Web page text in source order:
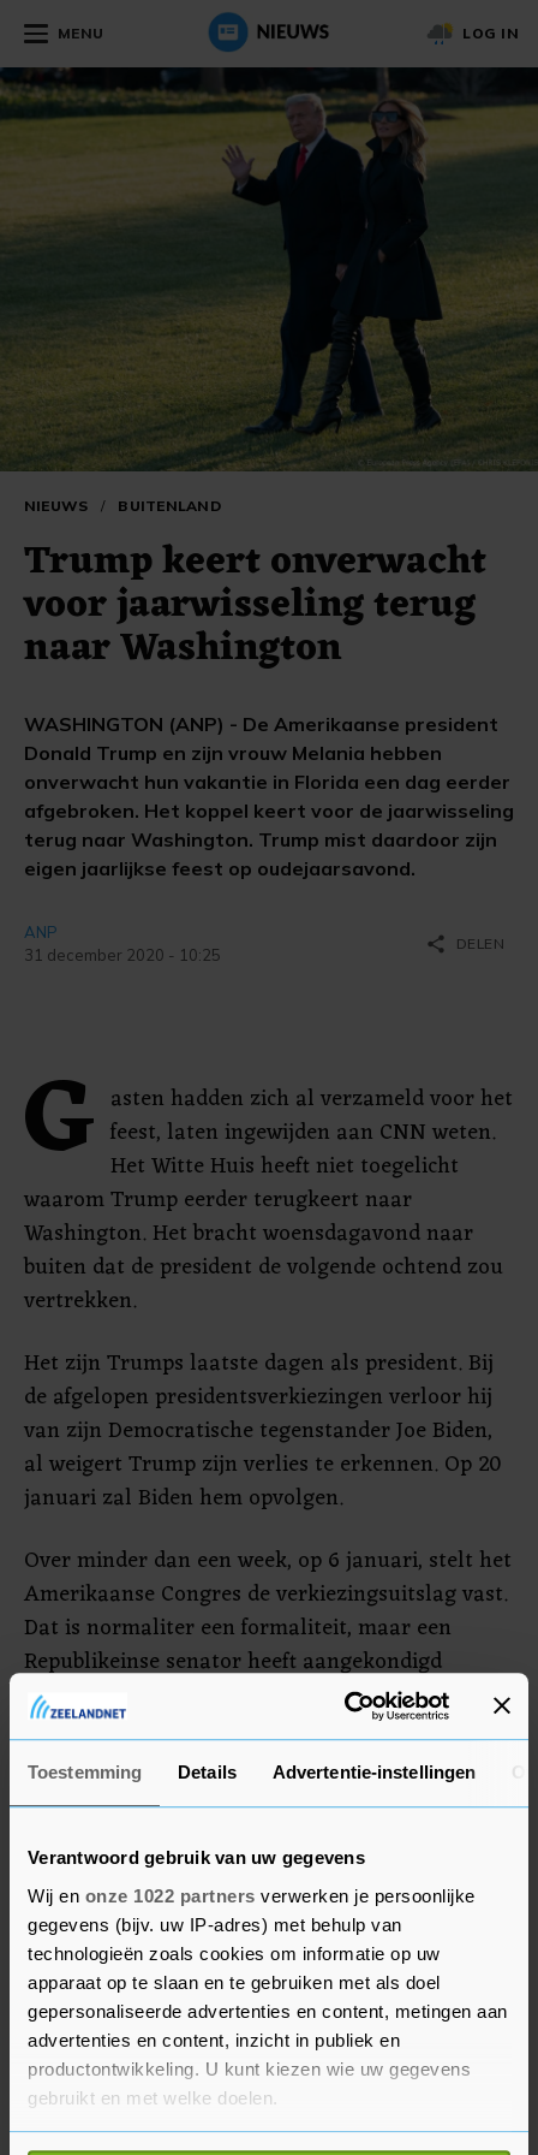
Toestemming Details Advertentie-instellingen
Verantwoord gebruik van uw gegevens
Wij en onze 1022 partners verwerken je persoonlijke
gegevens (bijv. uw IP-adres) met behulp van
technologieën zoals cookies om informatie op uw
apparaat op te slaan en te gebruiken met als doel
gepersonaliseerde advertenties en content, metingen aan
advertenties en content, inzicht in publiek en
productontwikkeling. U kunt kiezen wie uw gegevens
gebruikt en met welke doelen.
MENU LOG IN
NIEUWS / BUITENLAND
Trump keert onverwacht
voor jaarwisseling terug
naar Washington
WASHINGTON (ANP) - De Amerikaanse president
Donald Trump en zijn vrouw Melania hebben
onverwacht hun vakantie in Florida een dag eerder
afgebroken. Het koppel keert voor de jaarwisseling
terug naar Washington. Trump mist daardoor zijn
eigen jaarlijkse feest op oudejaarsavond.
ANP
31 december 2020 - 10:25
share DELEN
G asten hadden zich al verzameld voor het
feest, laten ingewijden aan CNN weten.
Het Witte Huis heeft niet toegelicht
waarom Trump eerder terugkeert naar
Washington. Het bracht woensdagavond naar
buiten dat de president de volgende ochtend zou
vertrekken.
Het zijn Trumps laatste dagen als president. Bij
de afgelopen presidentsverkiezingen verloor hij
van zijn Democratische tegenstander Joe Biden,
al weigert Trump zijn verlies te erkennen. Op 20
januari zal Biden hem opvolgen.
Over minder dan een week, op 6 januari, stelt het
Amerikaanse Congres de verkiezingsuitslag vast.
Dat is normaliter een formaliteit, maar een
Republikeinse senator heeft aangekondigd
bezwaar te zullen maken. Trump twitterde zelf al
enkele keren over de datum. "6 januari, zie jullie
in DC (Washington)!" schreef hij, verwijzend naar
de protesten die op die dag gepland zijn.